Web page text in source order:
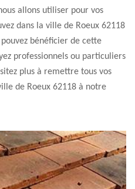
allons utiliser pour vos
dans la ville de Roeux 62118
bénéficier de cette
professionnels ou particuliers
plus à remettre tous vos
de Roeux 62118 à notre